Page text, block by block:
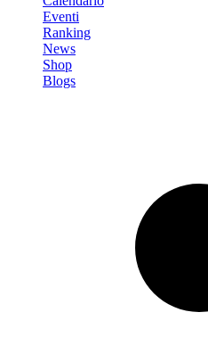
Eventi
Ranking
News
Shop
Blogs